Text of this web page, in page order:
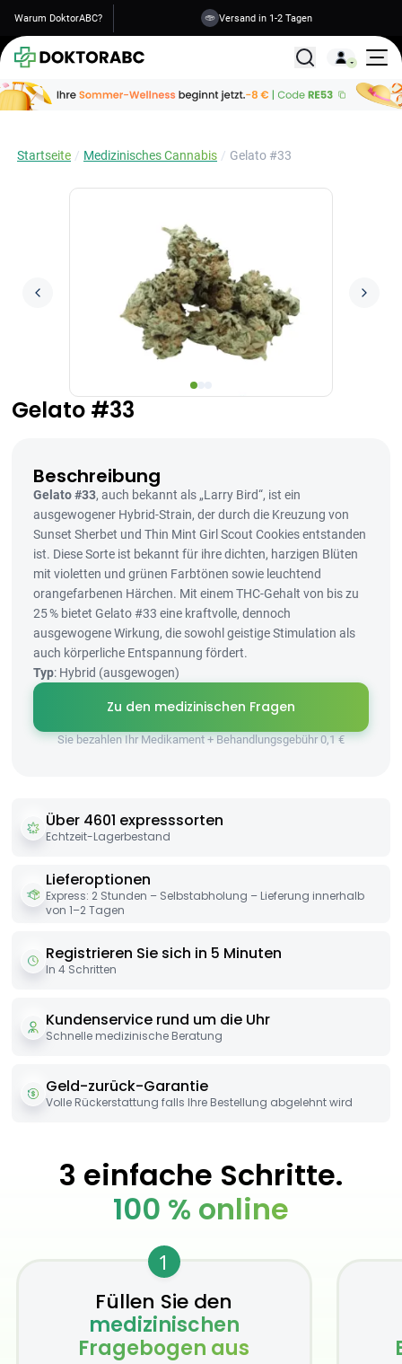
Warum DoktorABC? Versand in 1-2 Tagen
Alle
Startseite Medizinisches Cannabis Gelato #33
Gelato #33
Beschreibung
Gelato #33, auch bekannt als „Larry Bird“, ist ein
ausgewogener Hybrid-Strain, der durch die Kreuzung von
Sunset Sherbet und Thin Mint Girl Scout Cookies entstanden
ist. Diese Sorte ist bekannt für ihre dichten, harzigen Blüten
mit violetten und grünen Farbtönen sowie leuchtend
orangefarbenen Härchen. Mit einem THC-Gehalt von bis zu
25 % bietet Gelato #33 eine kraftvolle, dennoch
ausgewogene Wirkung, die sowohl geistige Stimulation als
auch körperliche Entspannung fördert.
Typ: Hybrid (ausgewogen)
Zu den medizinischen Fragen
Sie bezahlen Ihr Medikament + Behandlungsgebühr 0,1 €
Über 4601 expresssorten
Echtzeit-Lagerbestand
Lieferoptionen
Express: 2 Stunden – Selbstabholung – Lieferung innerhalb
von 1–2 Tagen
Registrieren Sie sich in 5 Minuten
In 4 Schritten
Kundenservice rund um die Uhr
Schnelle medizinische Beratung
Geld-zurück-Garantie
Volle Rückerstattung falls Ihre Bestellung abgelehnt wird
3 einfache Schritte.
100 % online
1
Füllen Sie den
medizinischen
Fragebogen aus